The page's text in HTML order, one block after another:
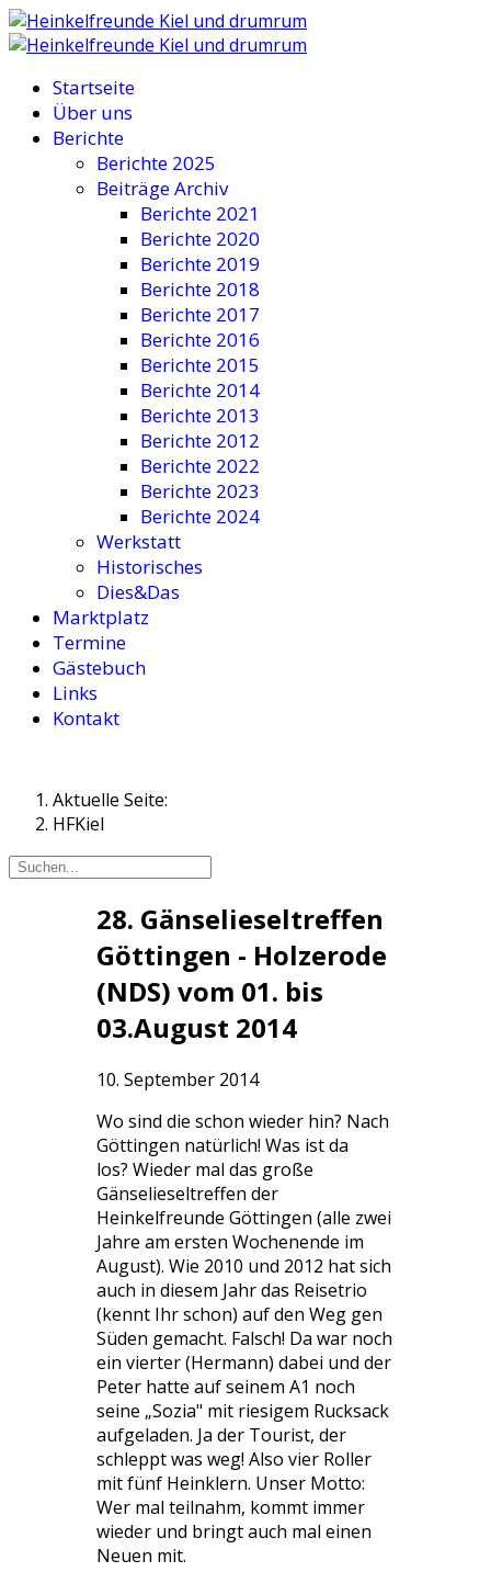
Startseite
Über uns
Berichte
Berichte 2025
Beiträge Archiv
Berichte 2021
Berichte 2020
Berichte 2019
Berichte 2018
Berichte 2017
Berichte 2016
Berichte 2015
Berichte 2014
Berichte 2013
Berichte 2012
Berichte 2022
Berichte 2023
Berichte 2024
Werkstatt
Historisches
Dies&Das
Marktplatz
Termine
Gästebuch
Links
Kontakt
Aktuelle Seite:
HFKiel
28. Gänselieseltreffen
Göttingen - Holzerode
(NDS) vom 01. bis
03.August 2014
10. September 2014
Wo sind die schon wieder hin? Nach
Göttingen natürlich! Was ist da
los? Wieder mal das große
Gänselieseltreffen der
Heinkelfreunde Göttingen (alle zwei
Jahre am ersten Wochenende im
August). Wie 2010 und 2012 hat sich
auch in diesem Jahr das Reisetrio
(kennt Ihr schon) auf den Weg gen
Süden gemacht. Falsch! Da war noch
ein vierter (Hermann) dabei und der
Peter hatte auf seinem A1 noch
seine „Sozia" mit riesigem Rucksack
aufgeladen. Ja der Tourist, der
schleppt was weg! Also vier Roller
mit fünf Heinklern. Unser Motto:
Wer mal teilnahm, kommt immer
wieder und bringt auch mal einen
Neuen mit.